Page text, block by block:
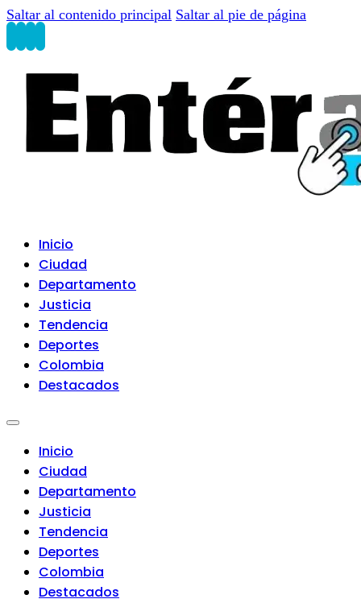
Saltar al contenido principal Saltar al pie de página
Inicio
Ciudad
Departamento
Justicia
Tendencia
Deportes
Colombia
Destacados
Inicio
Ciudad
Departamento
Justicia
Tendencia
Deportes
Colombia
Destacados